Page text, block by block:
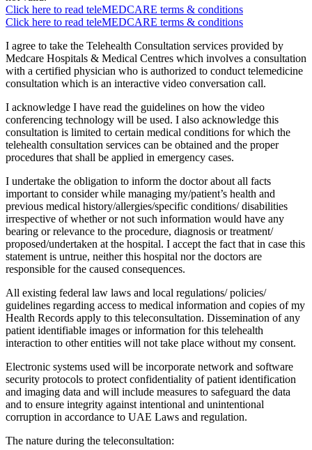
Click here to read teleMEDCARE terms & conditions
Click here to read teleMEDCARE terms & conditions
I agree to take the Telehealth Consultation services provided by
Medcare Hospitals & Medical Centres which involves a consultation
with a certified physician who is authorized to conduct telemedicine
consultation which is an interactive video conversation call.
I acknowledge I have read the guidelines on how the video
conferencing technology will be used. I also acknowledge this
consultation is limited to certain medical conditions for which the
telehealth consultation services can be obtained and the proper
procedures that shall be applied in emergency cases.
I undertake the obligation to inform the doctor about all facts
important to consider while managing my/patient’s health and
previous medical history/allergies/specific conditions/ disabilities
irrespective of whether or not such information would have any
bearing or relevance to the procedure, diagnosis or treatment/
proposed/undertaken at the hospital. I accept the fact that in case this
statement is untrue, neither this hospital nor the doctors are
responsible for the caused consequences.
All existing federal law laws and local regulations/ policies/
guidelines regarding access to medical information and copies of my
Health Records apply to this teleconsultation. Dissemination of any
patient identifiable images or information for this telehealth
interaction to other entities will not take place without my consent.
Electronic systems used will be incorporate network and software
security protocols to protect confidentiality of patient identification
and imaging data and will include measures to safeguard the data
and to ensure integrity against intentional and unintentional
corruption in accordance to UAE Laws and regulation.
The nature during the teleconsultation: